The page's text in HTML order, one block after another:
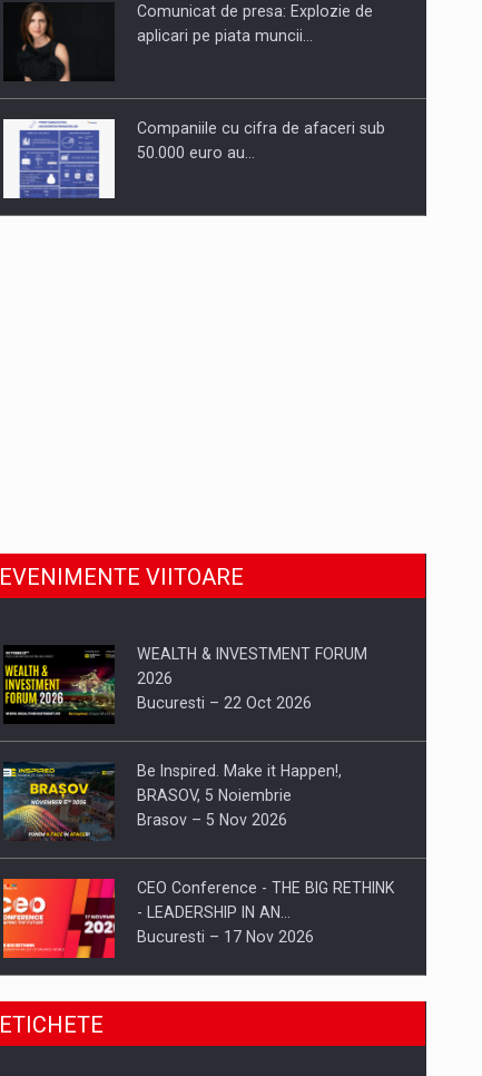
Comunicat de presa: Explozie de
aplicari pe piata muncii…
Companiile cu cifra de afaceri sub
50.000 euro au…
EVENIMENTE VIITOARE
WEALTH & INVESTMENT FORUM
2026
Bucuresti – 22 Oct 2026
Be Inspired. Make it Happen!,
BRASOV, 5 Noiembrie
Brasov – 5 Nov 2026
CEO Conference - THE BIG RETHINK
- LEADERSHIP IN AN…
Bucuresti – 17 Nov 2026
Be Inspired. Make it Happen!, CLUJ, 9
ETICHETE